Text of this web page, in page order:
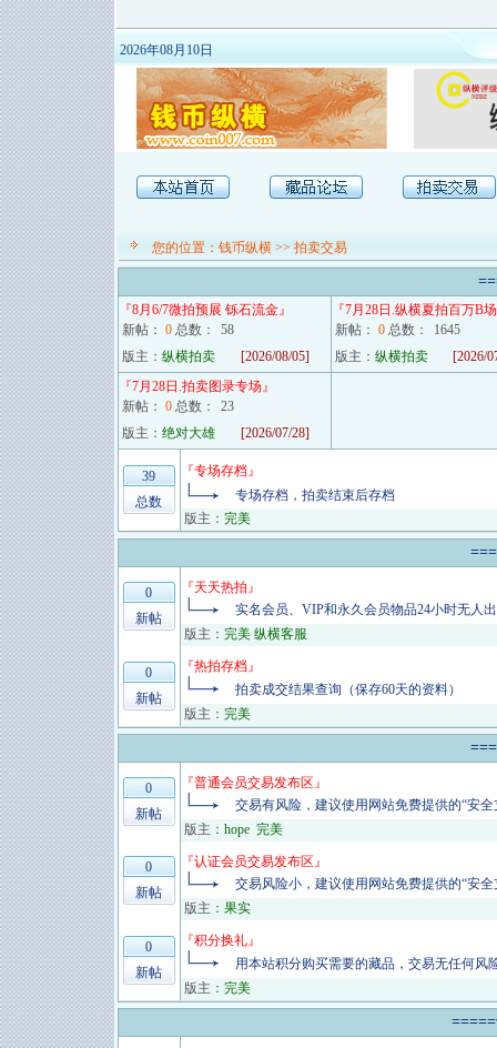
2026年08月10日
您的位置： 钱币纵横>> 拍卖交易
『8月6/7微拍预展 铄石流金』
新帖： 0 总数： 58
『7月28日.纵横夏拍百万B场
新帖： 0 总数：
1645
版主： 纵横拍卖 [2026/08/05] 版主： 纵横拍卖
[2026/
『7月28日.拍卖图录专场』
新帖： 0 总数：
23
版主： 绝对大雄 [2026/07/28]
39
总数
『专场存档』
专场存档，拍卖结束后存档
版主： 完美
0
新帖
『天天热拍』
实名会员、VIP和永久会员物品24小时无人
版主： 完美 纵横客服
0
新帖
『热拍存档』
拍卖成交结果查询（保存60天的资料）
版主： 完美
0
新帖
『普通会员交易发布区』
交易有风险，建议使用网站免费提供的“安全
版主： hope 完美
0
新帖
『认证会员交易发布区』
交易风险小，建议使用网站免费提供的“安全
版主： 果实
0
新帖
『积分换礼』
用本站积分购买需要的藏品，交易无任何风
版主： 完美